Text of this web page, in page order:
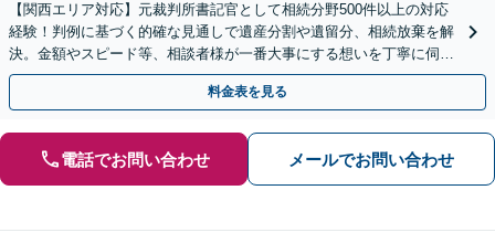
【関西エリア対応】元裁判所書記官として相続分野500件以上の対応
経験！判例に基づく的確な見通しで遺産分割や遺留分、相続放棄を解
決。金額やスピード等、相談者様が一番大事にする想いを丁寧に伺い
最善の解決策を提案【WEB面談可】
料金表を見る
電話でお問い合わせ メールでお問い合わせ